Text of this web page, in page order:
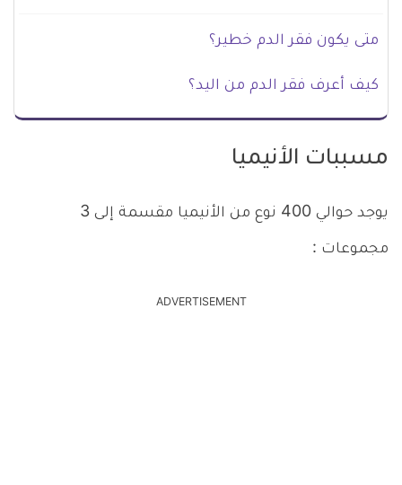
متى يكون فقر الدم خطير؟
كيف أعرف فقر الدم من اليد؟
مسببات الأنيميا
يوجد حوالي 400 نوع من الأنيميا مقسمة إلى 3
مجموعات :
ADVERTISEMENT